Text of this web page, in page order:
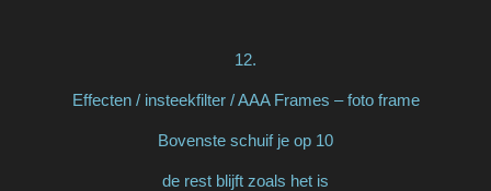
12.
Effecten / insteekfilter / AAA Frames – foto frame
Bovenste schuif je op 10
de rest blijft zoals het is